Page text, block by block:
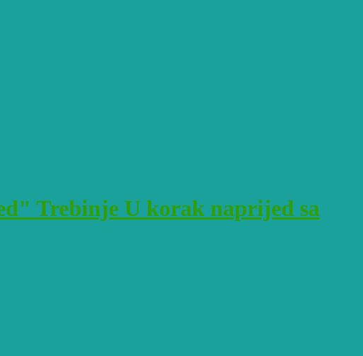
Trebinje U korak naprijed sa